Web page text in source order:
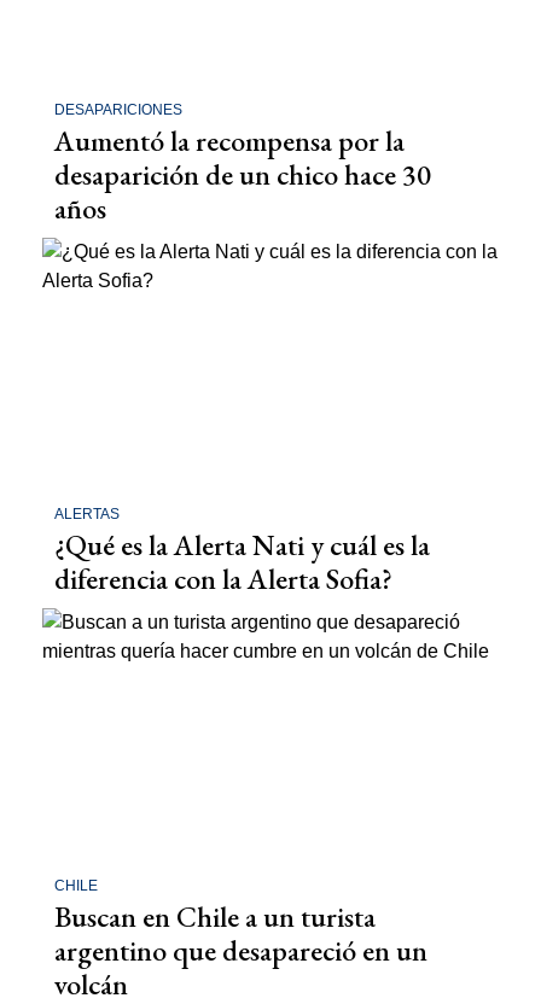
DESAPARICIONES
Aumentó la recompensa por la
desaparición de un chico hace 30
años
ALERTAS
¿Qué es la Alerta Nati y cuál es la
diferencia con la Alerta Sofia?
CHILE
Buscan en Chile a un turista
argentino que desapareció en un
volcán